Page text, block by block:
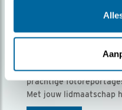
Ontvang 5 x
Vogels is het tijdschrift
prachtige
Met jouw lidmaatschap